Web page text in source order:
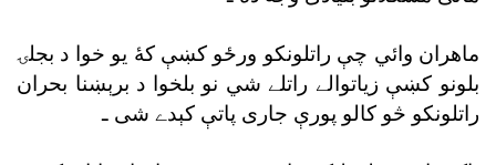
ماهران وائي چې راتلونکو ورځو کښې کۀ يو خوا د بجلۍ
بلونو کښې زياتوالے راتلے شي نو بلخوا د برېښنا بحران
راتلونکو څو کالو پورې جارى پاتې کېدے شى ـ